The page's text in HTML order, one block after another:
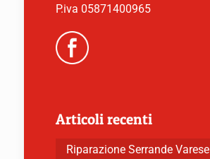
P.iva 05871400965
Articoli recenti
Riparazione Serrande Varese